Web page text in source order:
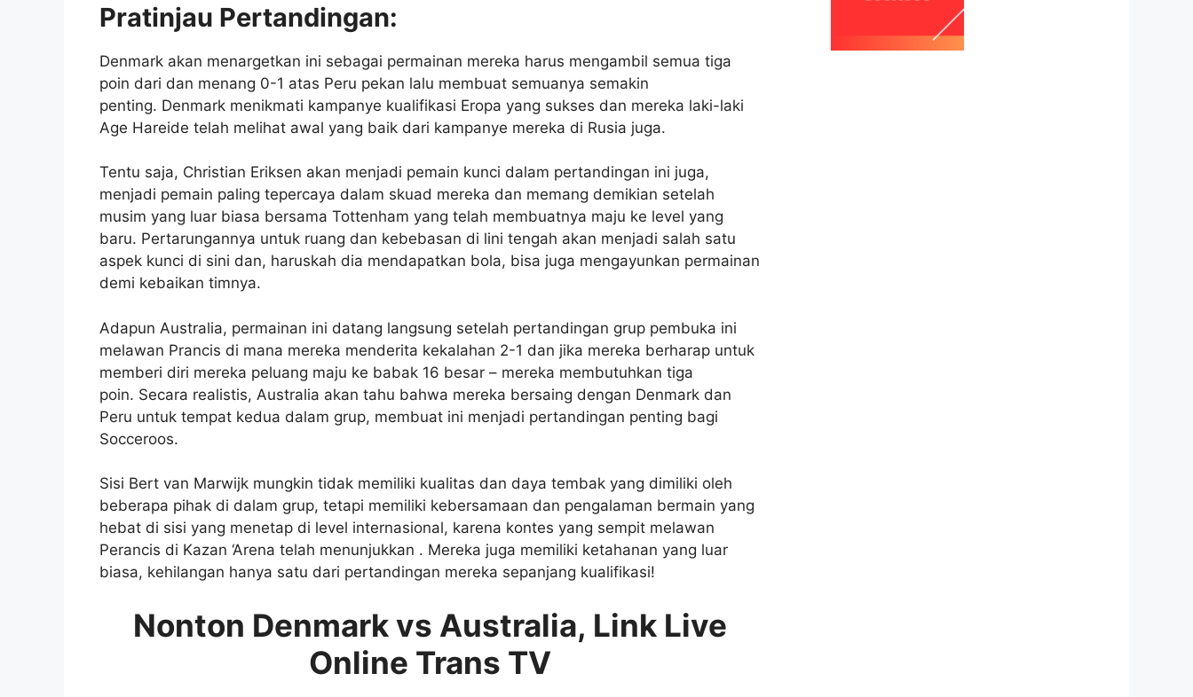
Pratinjau Pertandingan:
Denmark akan menargetkan ini sebagai permainan mereka harus mengambil semua tiga
poin dari dan menang 0-1 atas Peru pekan lalu membuat semuanya semakin
penting. Denmark menikmati kampanye kualifikasi Eropa yang sukses dan mereka laki-laki
Age Hareide telah melihat awal yang baik dari kampanye mereka di Rusia juga.
Tentu saja, Christian Eriksen akan menjadi pemain kunci dalam pertandingan ini juga,
menjadi pemain paling tepercaya dalam skuad mereka dan memang demikian setelah
musim yang luar biasa bersama Tottenham yang telah membuatnya maju ke level yang
baru. Pertarungannya untuk ruang dan kebebasan di lini tengah akan menjadi salah satu
aspek kunci di sini dan, haruskah dia mendapatkan bola, bisa juga mengayunkan permainan
demi kebaikan timnya.
Adapun Australia, permainan ini datang langsung setelah pertandingan grup pembuka ini
melawan Prancis di mana mereka menderita kekalahan 2-1 dan jika mereka berharap untuk
memberi diri mereka peluang maju ke babak 16 besar – mereka membutuhkan tiga
poin. Secara realistis, Australia akan tahu bahwa mereka bersaing dengan Denmark dan
Peru untuk tempat kedua dalam grup, membuat ini menjadi pertandingan penting bagi
Socceroos.
Sisi Bert van Marwijk mungkin tidak memiliki kualitas dan daya tembak yang dimiliki oleh
beberapa pihak di dalam grup, tetapi memiliki kebersamaan dan pengalaman bermain yang
hebat di sisi yang menetap di level internasional, karena kontes yang sempit melawan
Perancis di Kazan ‘Arena telah menunjukkan . Mereka juga memiliki ketahanan yang luar
biasa, kehilangan hanya satu dari pertandingan mereka sepanjang kualifikasi!
Nonton Denmark vs Australia, Link Live
Online Trans TV